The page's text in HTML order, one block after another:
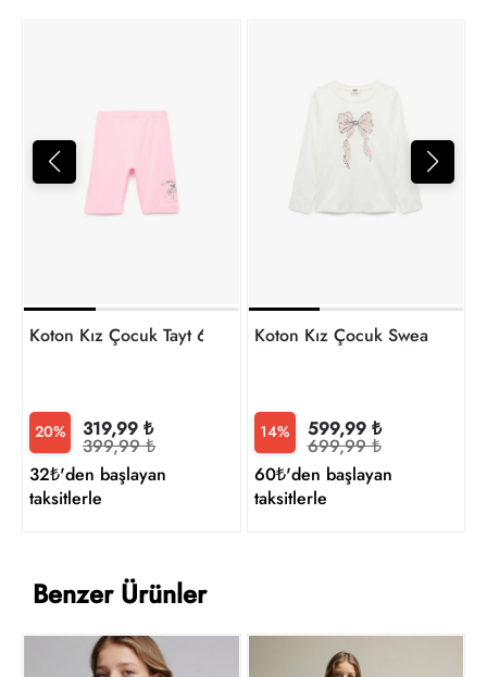
Koton Kız Çocuk Tayt 6SKG40030AK
20% 319,99 ₺
399,99 ₺
32₺'den başlayan
taksitlerle
Koton Kız Çocuk Sweat
14% 599,99 ₺
699,99 ₺
60₺'den başlayan
taksitlerle
Benzer Ürünler